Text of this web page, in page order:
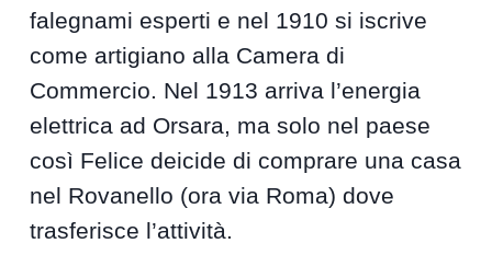
falegnami esperti e nel 1910 si iscrive
come artigiano alla Camera di
Commercio. Nel 1913 arriva l’energia
elettrica ad Orsara, ma solo nel paese
così Felice deicide di comprare una casa
nel Rovanello (ora via Roma) dove
trasferisce l’attività.